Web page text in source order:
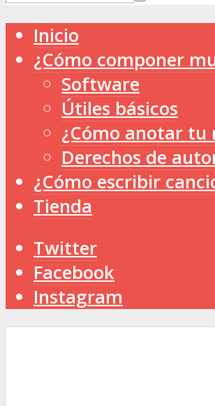
Inicio
¿Cómo componer
Software
Útiles básicos
¿Cómo anotar tu
Derechos de
¿Cómo escribir
Tienda
Twitter
Facebook
Instagram